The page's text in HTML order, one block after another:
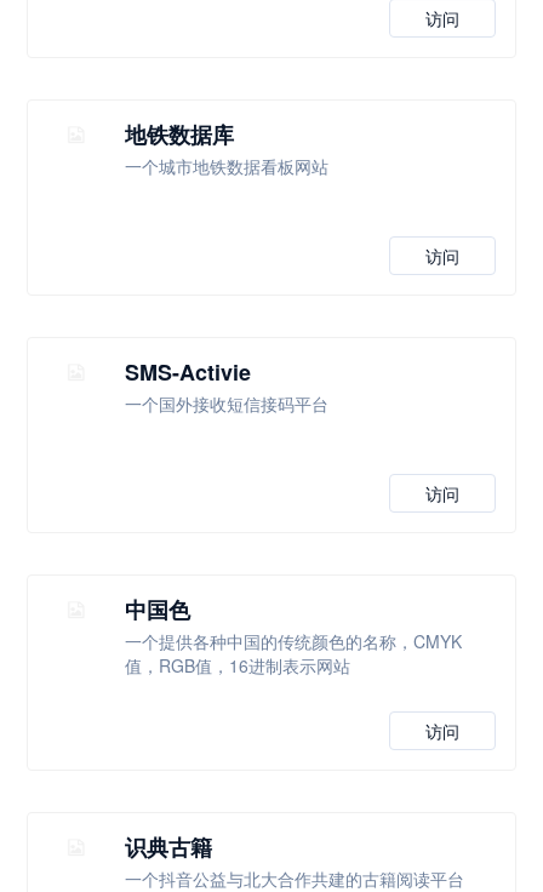
访问
地铁数据库
一个城市地铁数据看板网站
访问
SMS-Activie
一个国外接收短信接码平台
访问
中国色
一个提供各种中国的传统颜色的名称，CMYK
值，RGB值，16进制表示网站
访问
识典古籍
一个抖音公益与北大合作共建的古籍阅读平台